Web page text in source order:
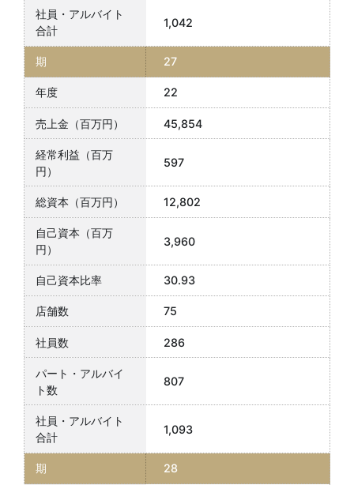
1,042
27
22
45,854
597
12,802
3,960
30.93
75
286
807
1,093
28